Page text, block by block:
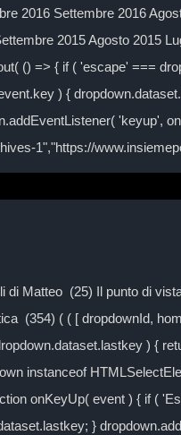
2016 Settembre 2016
2015 Agosto 2015
() => { if ( 'escape' ===
) {
'keyup',
1","https://
di Matteo (25) Il punto di
(354) ( ( [ dropdownId,
) {
instanceof
onKeyUp( event ) { if (
}